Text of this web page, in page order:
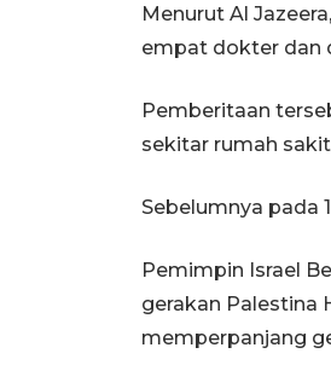
Menurut Al
empat dokter dan
Pemberitaan
sekitar rumah
Sebelumnya pada
Pemimpin Israel
gerakan Palestina
memperpanjang